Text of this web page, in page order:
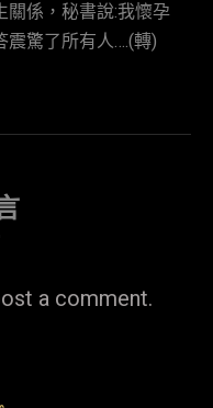
關係，秘書說:我懷孕
震驚了所有人….(轉)
a comment.